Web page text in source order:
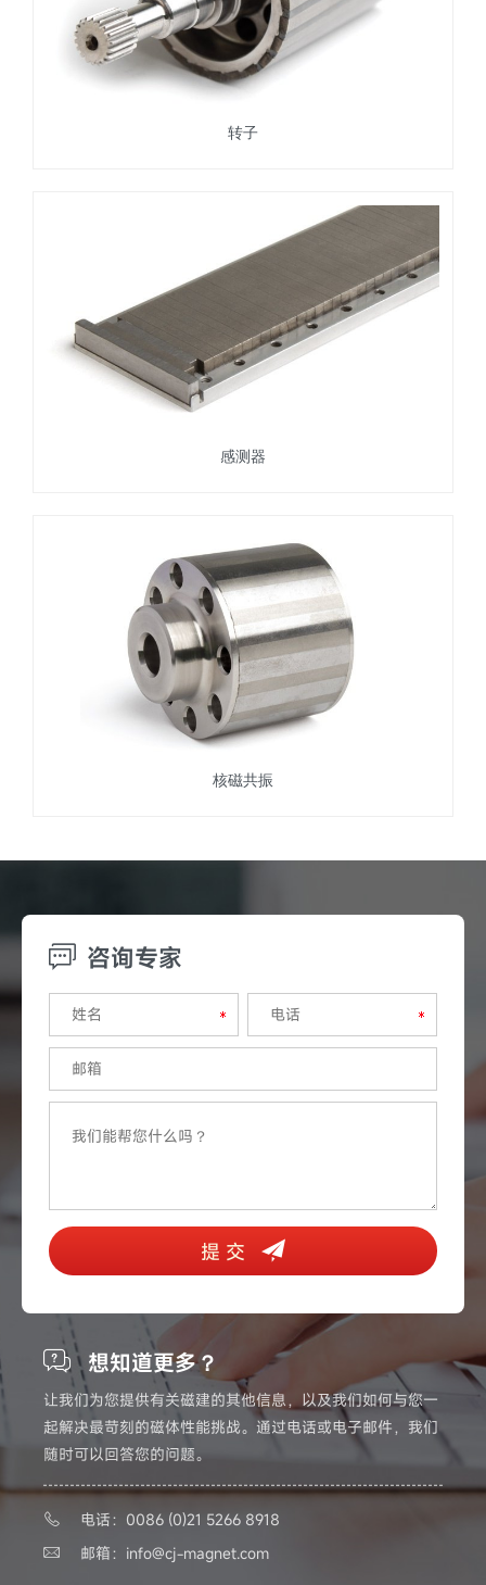
转子
感测器
核磁共振
咨询专家
提 交
想知道更多？
让我们为您提供有关磁建的其他信息，以及我们如何与您一
起解决最苛刻的磁体性能挑战。通过电话或电子邮件，我们
随时可以回答您的问题。
电话：0086 (0)21 5266 8918
邮箱： info@cj-magnet.com